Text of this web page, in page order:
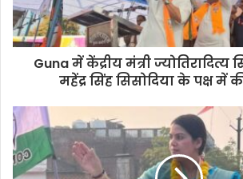
Guna में केंद्रीय मंत्री ज्योतिरादित्य
महेंद्र सिंह सिसोदिया के पक्ष में